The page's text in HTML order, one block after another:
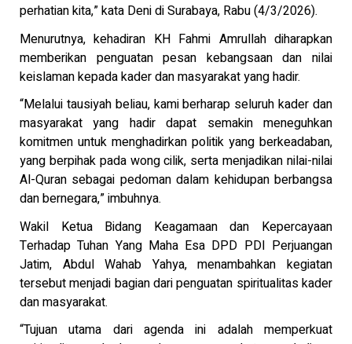
perhatian kita,” kata Deni di Surabaya, Rabu (4/3/2026).
Menurutnya, kehadiran KH Fahmi Amrullah diharapkan
memberikan penguatan pesan kebangsaan dan nilai
keislaman kepada kader dan masyarakat yang hadir.
“Melalui tausiyah beliau, kami berharap seluruh kader dan
masyarakat yang hadir dapat semakin meneguhkan
komitmen untuk menghadirkan politik yang berkeadaban,
yang berpihak pada wong cilik, serta menjadikan nilai-nilai
Al-Quran sebagai pedoman dalam kehidupan berbangsa
dan bernegara,” imbuhnya.
Wakil Ketua Bidang Keagamaan dan Kepercayaan
Terhadap Tuhan Yang Maha Esa DPD PDI Perjuangan
Jatim, Abdul Wahab Yahya, menambahkan kegiatan
tersebut menjadi bagian dari penguatan spiritualitas kader
dan masyarakat.
“Tujuan utama dari agenda ini adalah memperkuat